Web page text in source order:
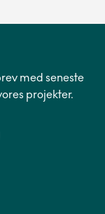
med seneste
projekter.